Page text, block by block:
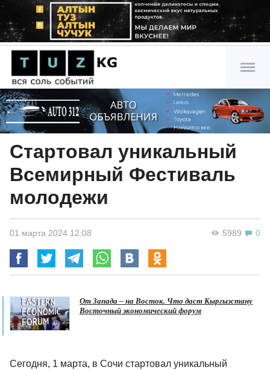
Стартовал уникальный
Всемирный Фестиваль
молодежи
5989 0
01 марта 2024 12:08
От Запада – на Восток. Что даст Кыргызстану
Восточный экономический форум
Сегодня, 1 марта, в Сочи стартовал уникальный